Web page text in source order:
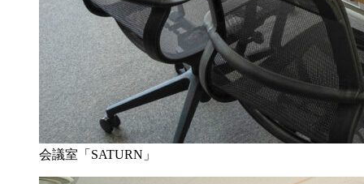
会議室「SATURN」